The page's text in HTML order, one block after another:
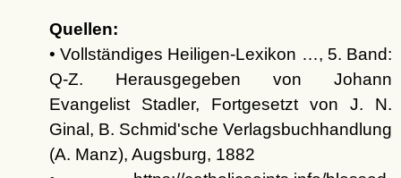
Quellen:
• Vollständiges Heiligen-Lexikon …, 5. Band:
Q-Z. Herausgegeben von Johann
Evangelist Stadler, Fortgesetzt von J. N.
Ginal, B. Schmid'sche Verlagsbuchhandlung
(A. Manz), Augsburg, 1882